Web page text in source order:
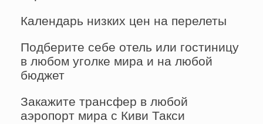
Календарь низких цен на перелеты
Подберите себе отель или гостиницу
в любом уголке мира и на любой
бюджет
Закажите трансфер в любой
аэропорт мира с Киви Такси